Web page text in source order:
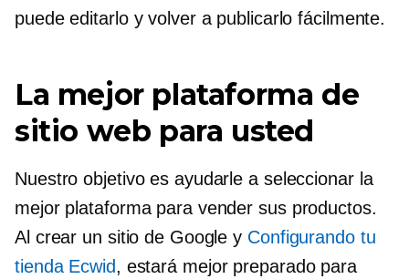
puede editarlo y volver a publicarlo fácilmente.
La mejor plataforma de
sitio web para usted
Nuestro objetivo es ayudarle a seleccionar la
mejor plataforma para vender sus productos.
Al crear un sitio de Google y Configurando tu
tienda Ecwid, estará mejor preparado para